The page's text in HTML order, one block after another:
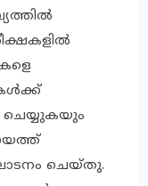
ചെയ്തു.